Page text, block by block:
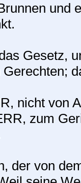
und
Gesetz,
nicht von
zum
der von